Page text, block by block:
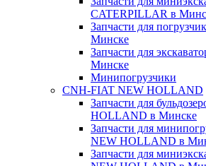
CATERPILLAR в
Запчасти для
Минске
Запчасти для
Минскe
Минипогрузчики
CNH-FIAT NEW HOLLAND
Запчасти для
HOLLAND в Минске
Запчасти для
NEW HOLLAND в
Запчасти для